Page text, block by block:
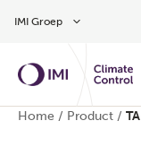
IMI Groep
Home / Product /